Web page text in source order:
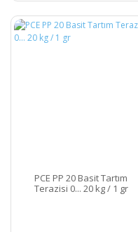
PCE PP 20 Basit Tartım
Terazisi 0... 20 kg / 1 gr